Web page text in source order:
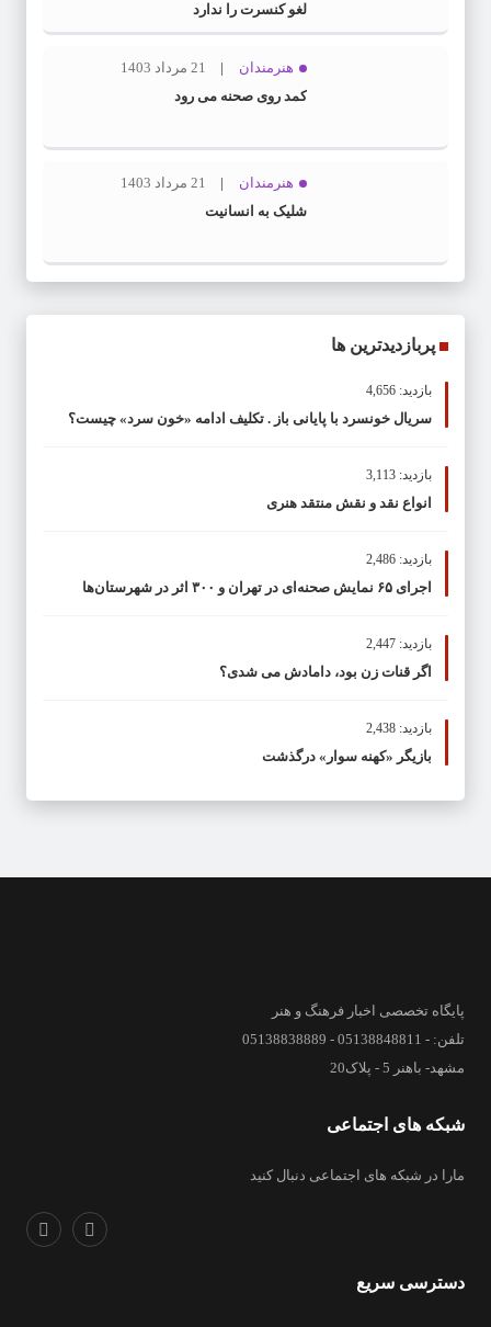
لغو کنسرت را ندارد
هنرمندان
21 مرداد 1403
کمد روی صحنه می رود
هنرمندان
21 مرداد 1403
شلیک به انسانیت
پربازدیدترین ها
بازدید: 4,656
سریال خونسرد با پایانی باز . تکلیف ادامه «خون سرد» چیست؟
بازدید: 3,113
انواع نقد و نقش منتقد هنری
بازدید: 2,486
اجرای ۶۵ نمایش صحنه‌ای در تهران و ۳۰۰ اثر در شهرستان‌ها
بازدید: 2,447
اگر قنات زن بود، دامادش می شدی؟
بازدید: 2,438
بازیگر «کهنه سوار» درگذشت
پایگاه تخصصی اخبار فرهنگ و هنر
تلفن: - 05138848811 - 05138838889
مشهد- باهنر 5 - پلاک20
شبکه های اجتماعی
مارا در شبکه های اجتماعی دنبال کنید
دسترسی سریع